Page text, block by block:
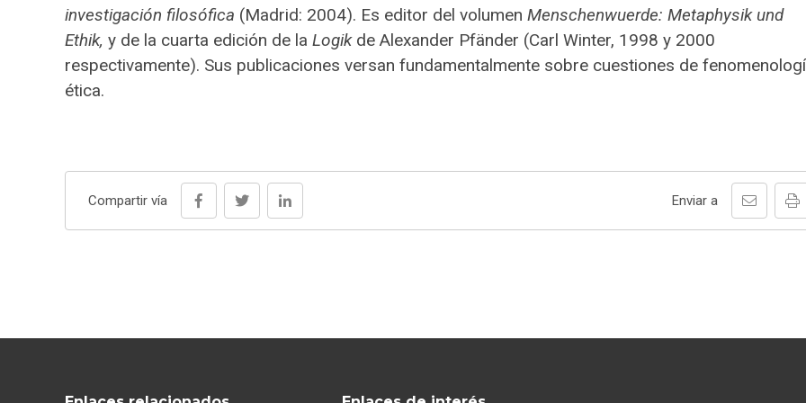
investigación filosófica (Madrid: 2004). Es editor del volumen Menschenwuerde: Metaphysik und
Ethik, y de la cuarta edición de la Logikde Alexander Pfänder (Carl Winter, 1998 y 2000
respectivamente). Sus publicaciones versan fundamentalmente sobre cuestiones de
ética.
Compartir vía Enviar a